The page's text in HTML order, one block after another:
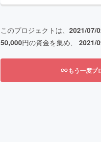
このプロジェクトは、 2021/07/
50,000円の資金を集め、 2021/
もう一度プ